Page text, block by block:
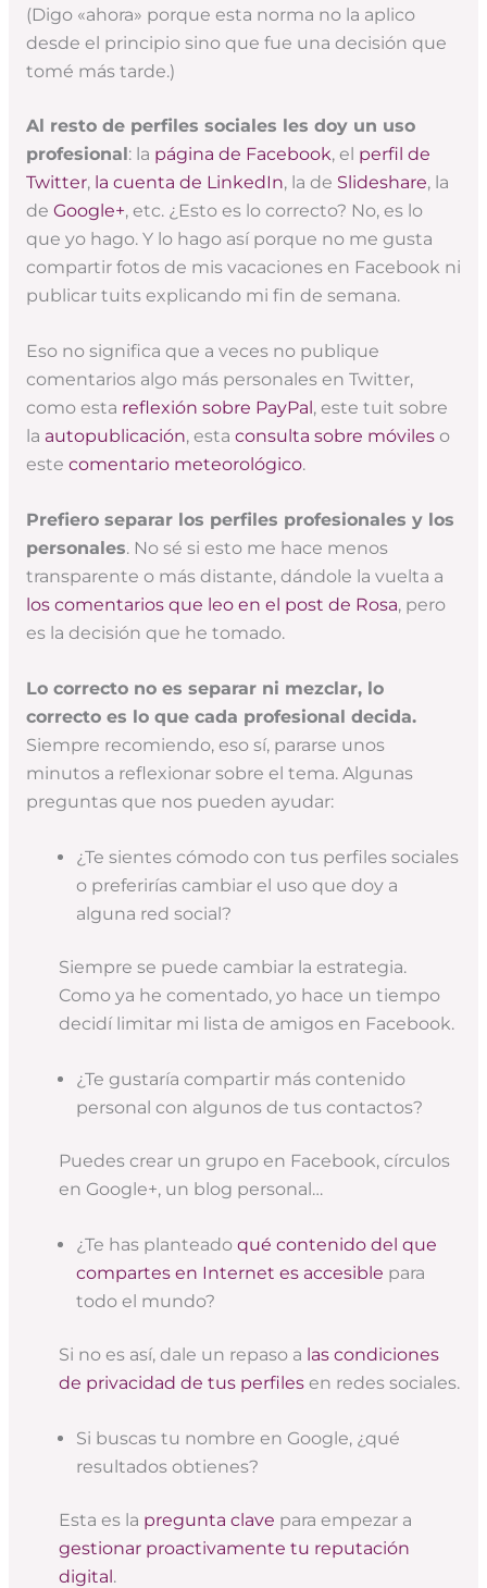
(Digo «ahora» porque esta norma no la aplico
desde el principio sino que fue una decisión que
tomé más tarde.)
Al resto de perfiles sociales les doy un uso
profesional : la página de Facebook, el perfil de
Twitter, la cuenta de LinkedIn, la de Slideshare, la
de Google+, etc. ¿Esto es lo correcto? No, es lo
que yo hago. Y lo hago así porque no me gusta
compartir fotos de mis vacaciones en Facebook ni
publicar tuits explicando mi fin de semana.
Eso no significa que a veces no publique
comentarios algo más personales en Twitter,
como esta reflexión sobre PayPal , este tuit sobre
la autopublicación, esta consulta sobre móvileso
este comentario meteorológico.
Prefiero separar los perfiles profesionales y los
personales. No sé si esto me hace menos
transparente o más distante, dándole la vuelta a
los comentarios que leo en el post de Rosa, pero
es la decisión que he tomado.
Lo correcto no es separar ni mezclar, lo
correcto es lo que cada profesional decida.
Siempre recomiendo, eso sí, pararse unos
minutos a reflexionar sobre el tema. Algunas
preguntas que nos pueden ayudar:
¿Te sientes cómodo con tus perfiles sociales
o preferirías cambiar el uso que doy a
alguna red social?
Siempre se puede cambiar la estrategia.
Como ya he comentado, yo hace un tiempo
decidí limitar mi lista de amigos en Facebook.
¿Te gustaría compartir más contenido
personal con algunos de tus contactos?
Puedes crear un grupo en Facebook, círculos
en Google+, un blog personal…
¿Te has planteadoqué contenido del que
compartes en Internet es accesible para
todo el mundo?
Si no es así, dale un repaso a las condiciones
de privacidad de tus perfilesen redes sociales.
Si buscas tu nombre en Google, ¿qué
resultados obtienes?
Esta es la pregunta clave para empezar a
gestionar proactivamente tu reputación
digital.